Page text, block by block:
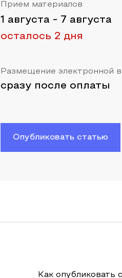
Прием материалов
1 августа - 7 августа
осталось 2 дня
Размещение электронной
сразу после оплаты
Опубликовать статью
Как опубликовать